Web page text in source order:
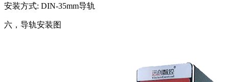
安装方式: DIN-35mm导轨
六，导轨安装图